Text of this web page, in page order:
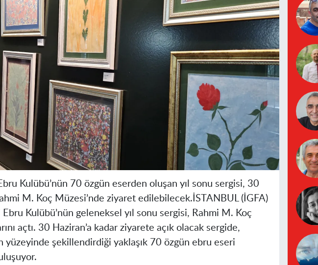
Kulübü’nün 70 özgün eserden oluşan yıl sonu sergisi, 30
M. Koç Müzesi’nde ziyaret edilebilecek. İSTANBUL (İGFA)
Kulübü’nün geleneksel yıl sonu sergisi, Rahmi M. Koç
açtı. 30 Haziran’a kadar ziyarete açık olacak sergide,
yüzeyinde şekillendirdiği yaklaşık 70 özgün ebru eseri